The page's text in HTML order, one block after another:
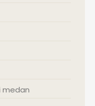
medan